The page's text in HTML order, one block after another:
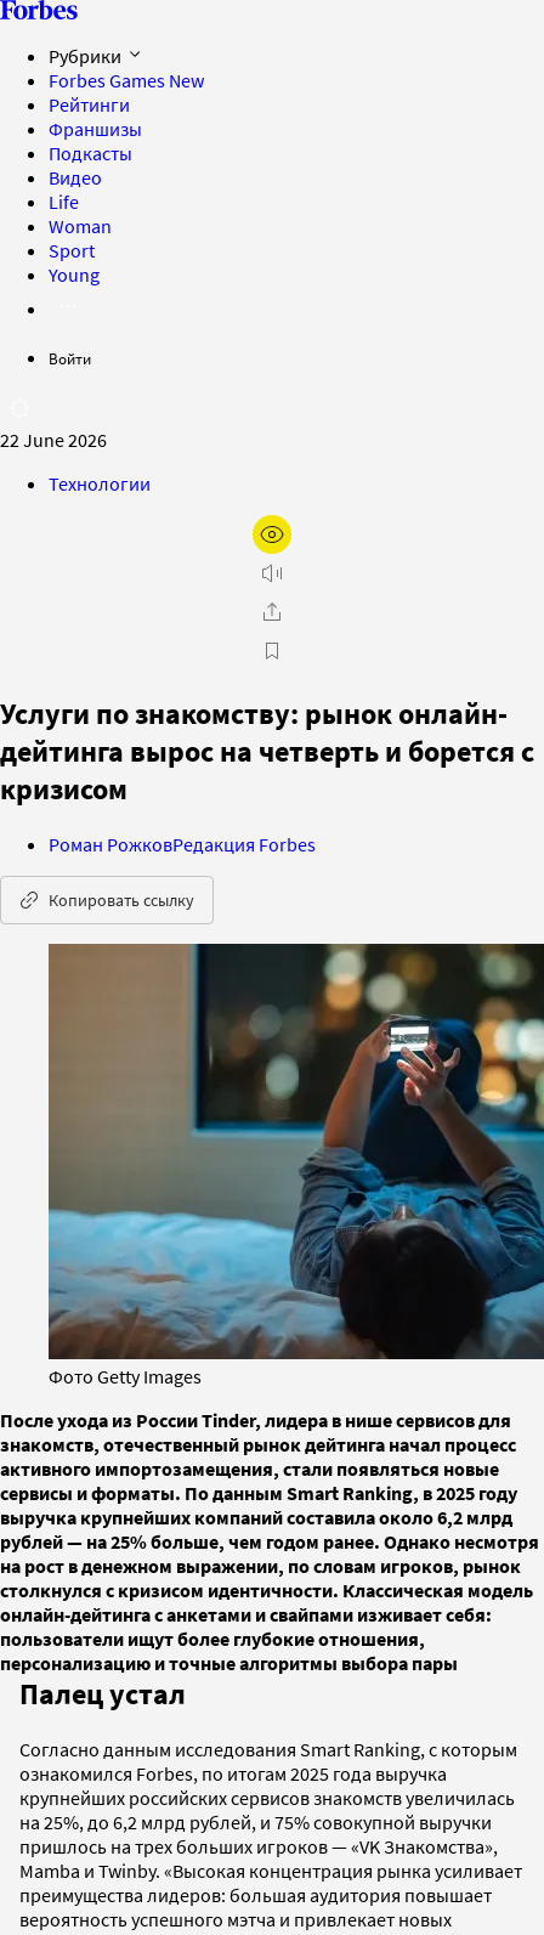
Рубрики
Forbes Games New
Рейтинги
Франшизы
Подкасты
Видео
Life
Woman
Sport
Young
Войти
22 June 2026
Технологии
Услуги по знакомству: рынок онлайн-
дейтинга вырос на четверть и борется с
кризисом
Роман РожковРедакция Forbes
Копировать ссылку
Фото Getty Images
После ухода из России Tinder, лидера в нише сервисов для
знакомств, отечественный рынок дейтинга начал процесс
активного импортозамещения, стали появляться новые
сервисы и форматы. По данным Smart Ranking, в 2025 году
выручка крупнейших компаний составила около 6,2 млрд
рублей — на 25% больше, чем годом ранее. Однако несмотря
на рост в денежном выражении, по словам игроков, рынок
столкнулся с кризисом идентичности. Классическая модель
онлайн-дейтинга с анкетами и свайпами изживает себя:
пользователи ищут более глубокие отношения,
персонализацию и точные алгоритмы выбора пары
Палец устал
Согласно данным исследования Smart Ranking, с которым
ознакомился Forbes, по итогам 2025 года выручка
крупнейших российских сервисов знакомств увеличилась
на 25%, до 6,2 млрд рублей, и 75% совокупной выручки
пришлось на трех больших игроков — «VK Знакомства»,
Mamba и Twinby. «Высокая концентрация рынка усиливает
преимущества лидеров: большая аудитория повышает
вероятность успешного мэтча и привлекает новых